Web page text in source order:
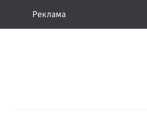
Реклама